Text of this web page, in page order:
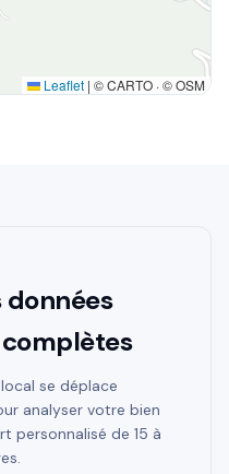
Leaflet | © CARTO · © OSM
données
se déplace
analyser votre bien
personnalisé de 15 à